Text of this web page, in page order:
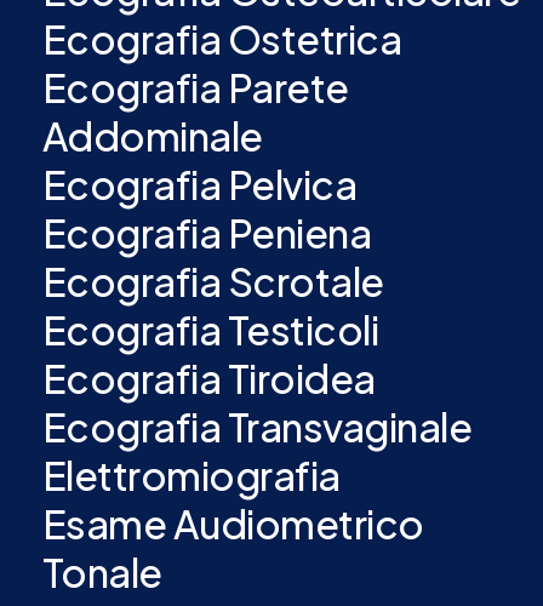
Ecografia Ostetrica
Ecografia Parete
Addominale
Ecografia Pelvica
Ecografia Peniena
Ecografia Scrotale
Ecografia Testicoli
Ecografia Tiroidea
Ecografia Transvaginale
Elettromiografia
Esame Audiometrico
Tonale